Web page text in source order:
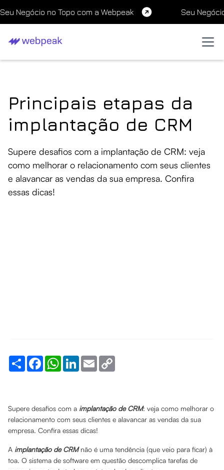
Seu Negócio no Topo com a Webpeak Seu
Principais etapas da
implantação de CRM
Supere desafios com a implantação de CRM: veja
como melhorar o relacionamento com seus clientes
e alavancar as vendas da sua empresa. Confira
essas dicas!
Share FacebookWhatsApp
LinkedInEmail
Supere desafios com a implantação de CRM: veja como melhorar o
relacionamento com seus clientes e alavancar as vendas da sua
empresa. Confira essas dicas!
A implantação de CRMnão é uma tendência (que veio para ficar) à
toa. O sistema de software em questão descomplica tarefas de